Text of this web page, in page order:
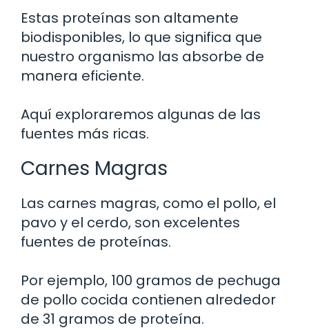
Estas proteínas son altamente
biodisponibles, lo que significa que
nuestro organismo las absorbe de
manera eficiente.
Aquí exploraremos algunas de las
fuentes más ricas.
Carnes Magras
Las carnes magras, como el pollo, el
pavo y el cerdo, son excelentes
fuentes de proteínas.
Por ejemplo, 100 gramos de pechuga
de pollo cocida contienen alrededor
de 31 gramos de proteína.